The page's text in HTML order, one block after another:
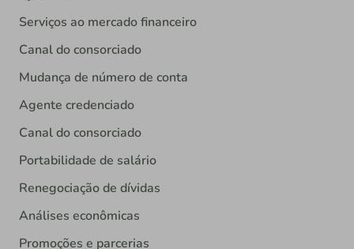
Serviços ao mercado financeiro
Canal do consorciado
Mudança de número de conta
Agente credenciado
Canal do consorciado
Portabilidade de salário
Renegociação de dívidas
Análises econômicas
Promoções e parcerias